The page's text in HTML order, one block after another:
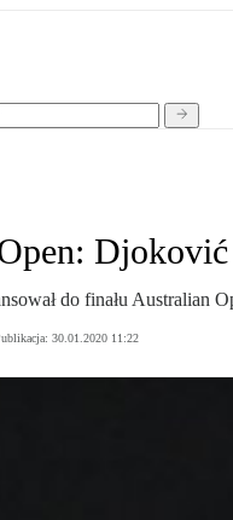
Djoković
do finału Australian
30.01.2020 11:22